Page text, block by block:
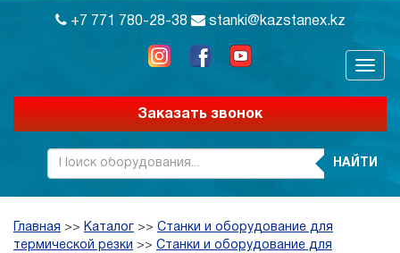
+7 771 780-28-38 stanki@kazstanex.kz
Заказать звонок
НАЙТИ
Главная >> Каталог >> Станки и оборудование для
термической резки >> Станки и оборудование для